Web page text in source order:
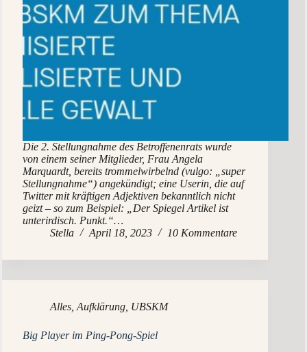
Die 2. Stellungnahme des Betroffenenrats wurde
von einem seiner Mitglieder, Frau Angela
Marquardt, bereits trommelwirbelnd (vulgo: „super
Stellungnahme“) angekündigt; eine Userin, die auf
Twitter mit kräftigen Adjektiven bekanntlich nicht
geizt – so zum Beispiel: „Der Spiegel Artikel ist
unterirdisch. Punkt.“…
Stella
April 18, 2023 10 Kommentare
Alles Aufklärung UBSKM
Big Player im Ping-Pong-Spiel